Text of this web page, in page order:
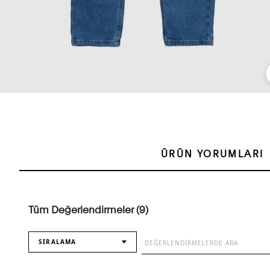
ÜRÜN YORUMLARI
Tüm Değerlendirmeler (9)
SIRALAMA